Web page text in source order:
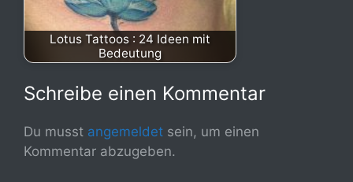
Lotus Tattoos : 24 Ideen mit
Bedeutung
Schreibe einen Kommentar
Du musst angemeldet sein, um einen
Kommentar abzugeben.